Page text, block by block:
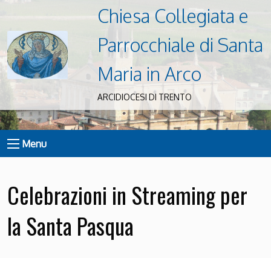
Chiesa Collegiata e
Parrocchiale di Santa
Maria in Arco
ARCIDIOCESI DI TRENTO
Menu
Celebrazioni in Streaming per
la Santa Pasqua